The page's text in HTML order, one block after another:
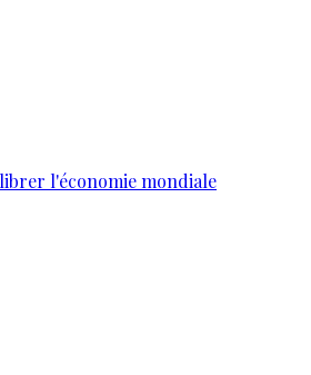
l'économie mondiale